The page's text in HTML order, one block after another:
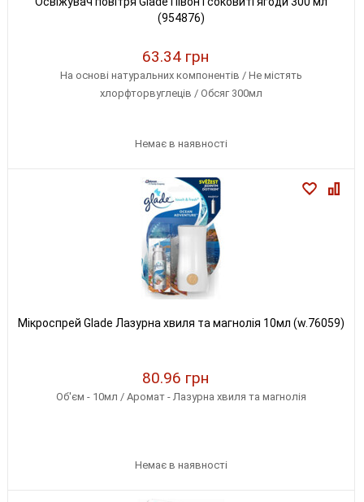
(954876)
63.34 грн
На основі натуральних компонентів / Не містять
хлорфторвуглеців / Обсяг 300мл
Немає в наявності
Мікроспрей Glade Лазурна хвиля та магнолія 10мл (w.76059)
80.96 грн
Об'єм - 10мл / Аромат - Лазурна хвиля та магнолія
Немає в наявності